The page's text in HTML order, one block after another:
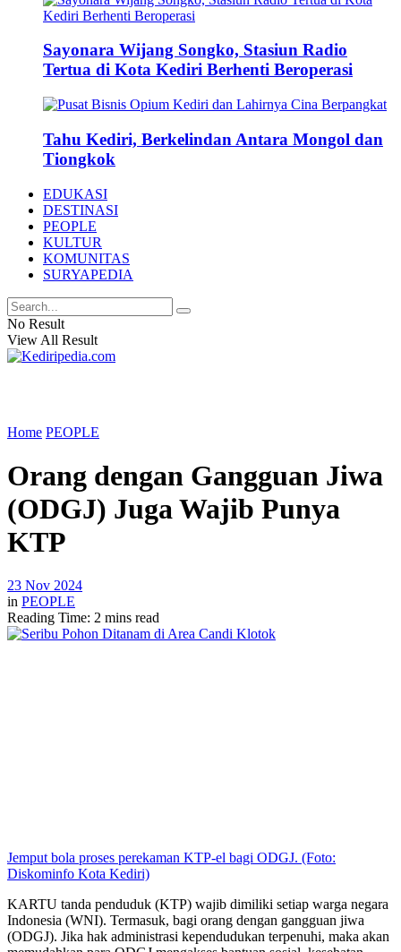
Sayonara Wijang Songko, Stasiun Radio
Tertua di Kota Kediri Berhenti Beroperasi
Tahu Kediri, Berkelindan Antara Mongol dan
Tiongkok
EDUKASI
DESTINASI
PEOPLE
KULTUR
KOMUNITAS
SURYAPEDIA
No Result
View All Result
Home PEOPLE
Orang dengan Gangguan Jiwa
(ODGJ) Juga Wajib Punya
KTP
23 Nov 2024
in PEOPLE
Reading Time: 2 mins read
Jemput bola proses perekaman KTP-el bagi ODGJ. (Foto:
Diskominfo Kota Kediri)
KARTU tanda penduduk (KTP) wajib dimiliki setiap warga negara
Indonesia (WNI). Termasuk, bagi orang dengan gangguan jiwa
(ODGJ). Jika hak administrasi kependudukan terpenuhi, maka akan